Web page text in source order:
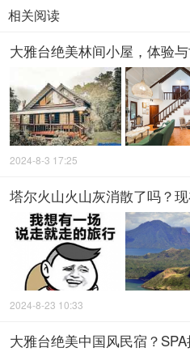
相关阅读
大雅台绝美林间小屋，体验
2024-8-3 17:25
塔尔火山火山灰消散了吗？
2024-8-23 10:33
大雅台绝美中国风民宿？